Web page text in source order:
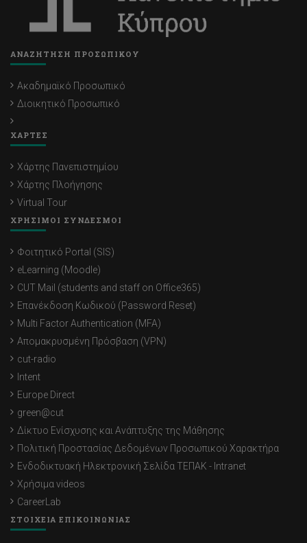
ΑΝΑΖΗΤΗΣΗ ΠΡΟΣΩΠΙΚΟΥ
Ακαδημαϊκό Προσωπικό
Διοικητικό Προσωπικό
ΧΑΡΤΕΣ
Χάρτης Πανεπιστημίου
Χάρτης Πλοήγησης
Virtual Tour
ΧΡΗΣΙΜΟΙ ΣΥΝΔΕΣΜΟΙ
Φοιτητικό Portal (SIS)
eLearning (Moodle)
CUT Mail (students and staff on Office365)
Επανέκδοση Κωδικού (Password Reset)
Multi Factor Authentication (MFA)
Απομακρυσμένη Πρόσβαση (VPN)
cut-radio
Intent
Europe Direct
green@cut
Δίκτυο Ενίσχυσης και Ανάπτυξης της Μάθησης
Πολιτική Προστασίας Δεδομένων Προσωπικού Χαρακτήρα
Ενδοδικτυακή Ηλεκτρονική Σελίδα ΤΕΠΑΚ - Intranet
Χρήσιμα videos
CareerLab
ΣΤΟΙΧΕΙΑ ΕΠΙΚΟΙΝΩΝΙΑΣ